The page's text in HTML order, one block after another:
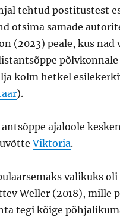
tehtud postitustest
otsima samade
(2023) peale, kus nad
kolm hetkel
).
ajaloole
Viktoria.
valikuks
Weller (2018), mille
tegi kõige